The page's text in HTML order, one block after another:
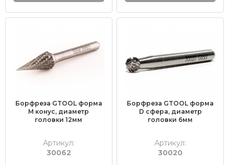
Борфреза GTOOL форма
M конус, диаметр
головки 12мм
Артикул:
30062
Борфреза GTOOL форма
D сфера, диаметр
головки 6мм
Артикул:
30020